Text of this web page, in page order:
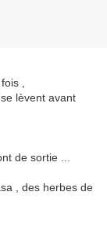
,
lèvent avant
de sortie ...
, des herbes de